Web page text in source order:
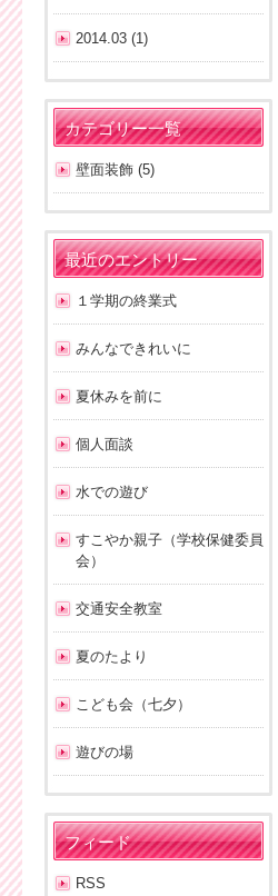
2014.03 (1)
カテゴリー一覧
壁面装飾 (5)
最近のエントリー
１学期の終業式
みんなできれいに
夏休みを前に
個人面談
水での遊び
すこやか親子（学校保健委員
会）
交通安全教室
夏のたより
こども会（七夕）
遊びの場
フィード
RSS